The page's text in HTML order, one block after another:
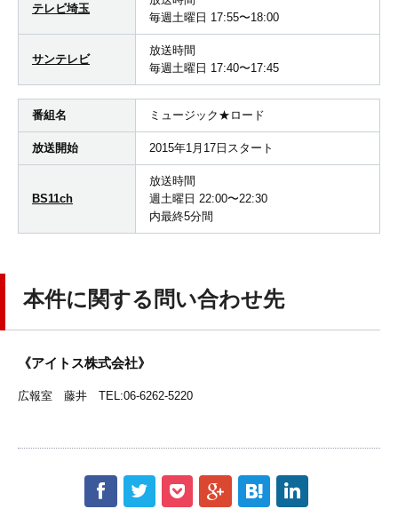
テレビ埼玉
毎週土曜日 17:55〜18:00
サンテレビ
放送時間
毎週土曜日 17:40〜17:45
番組名 ミュージック★ロード
放送開始 2015年1月17日スタート
BS11ch
放送時間
週土曜日 22:00〜22:30
内最終5分間
本件に関する問い合わせ先
《アイトス株式会社》
広報室 藤井 TEL:06-6262-5220
f t p g h l